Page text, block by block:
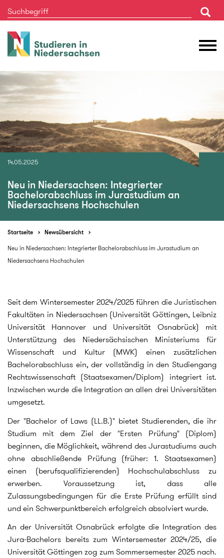
Studieren
in
14.05.2025
Neu in Niedersachsen: Integrierter
Bachelorabschluss im Jurastudium an
Niedersachsens Hochschulen
Startseite
Newsübersicht
Neu in Niedersachsen: Integrierter Bachelorabschluss im Jurastudium an
Niedersachsens Hochschulen
Seit dem Wintersemester 2024/2025 führen die Juristischen
Fakultäten in Niedersachsen (Universität Göttingen, Leibniz
Universität Hannover und Universität Osnabrück) mit
Unterstützung des Niedersächsischen Ministeriums für
Wissenschaft und Kultur (MWK) einen zusätzlichen
Bachelorabschluss ein, der vollständig in den Studiengang
Rechtswissenschaft (Staatsexamen/Diplom) integriert ist.
Inzwischen wurde die Integration an allen drei Universitäten
umgesetzt.
Der "Bachelor of Laws (LL.B.)" bietet Studierenden, die ihr
Studium mit dem Ziel der "Ersten Prüfung" (Diplom)
beginnen, die Möglichkeit, während des Jurastudiums auch
ohne abschließende Prüfung (früher: 1. Staatsexamen)
einen (berufsqualifizierenden) Hochschulabschluss zu
erwerben. Voraussetzung ist, dass alle
Zulassungsbedingungen für die Erste Prüfung erfüllt sind
und ein Schwerpunktbereich erfolgreich absolviert wurde.
An der Universität Osnabrück erfolgte die Integration des
Jura-Bachelors bereits zum Wintersemester 2024/25, die
Universität Göttingen zog zum Sommersemester 2025 nach.